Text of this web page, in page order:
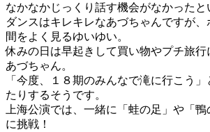
なかなかじっくり話す機会がなかったと
ダンスはキレキレなあづちゃんですが
間をよく見るゆいゆい。
休みの日は早起きして買い物やプチ旅行
あづちゃん。
「今度、１８期のみんなで滝に行こう
たりするそうです。
上海公演では、一緒に「蛙の足」や「
に挑戦！